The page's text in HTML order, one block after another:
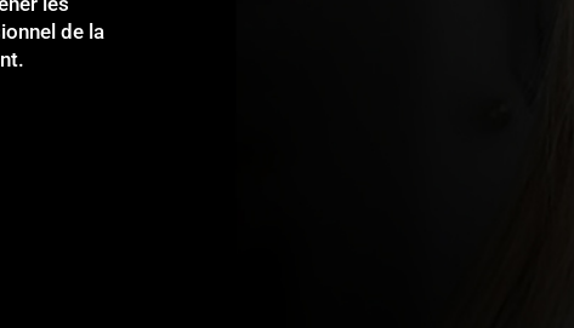
de la